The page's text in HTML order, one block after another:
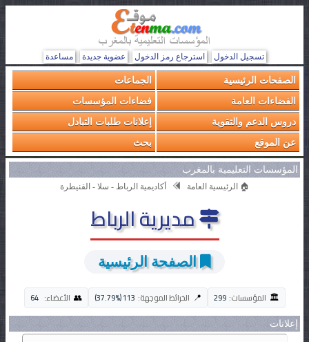
تسجيل الدخول استرجاع رمز الدخول عضوية جديدة مساعدة
الصفحات الرئيسية
الجماعات
الفضاءات العامة
فضاءات المؤسسات
دروس الدعم والتقوية
إعلانات طلبات التبادل
عن الموقع
بحث
المؤسسات التعليمية بالمغرب
🏠 الرئيسية العامة أكاديمية الرباط - سلا - القنيطرة
مديرية الرباط
الصفحة الرئيسية
🏛️ المؤسسات: 299
📍 الخرائط الموجهة: 113 (37.79%)
👥 الأعضاء: 64
إعلانات